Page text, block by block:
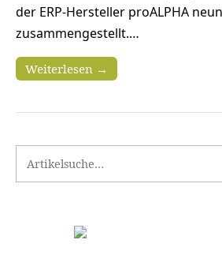
der ERP-Hersteller proALPHA
zusammengestellt.…
Weiterlesen →